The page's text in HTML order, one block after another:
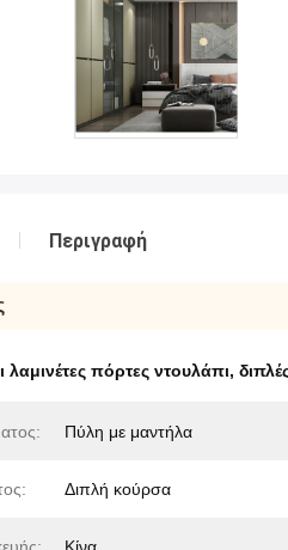
Περιγραφή
λαμινέτες πόρτες ντουλάπι,
Πύλη με μαντήλα
Διπλή κούρσα